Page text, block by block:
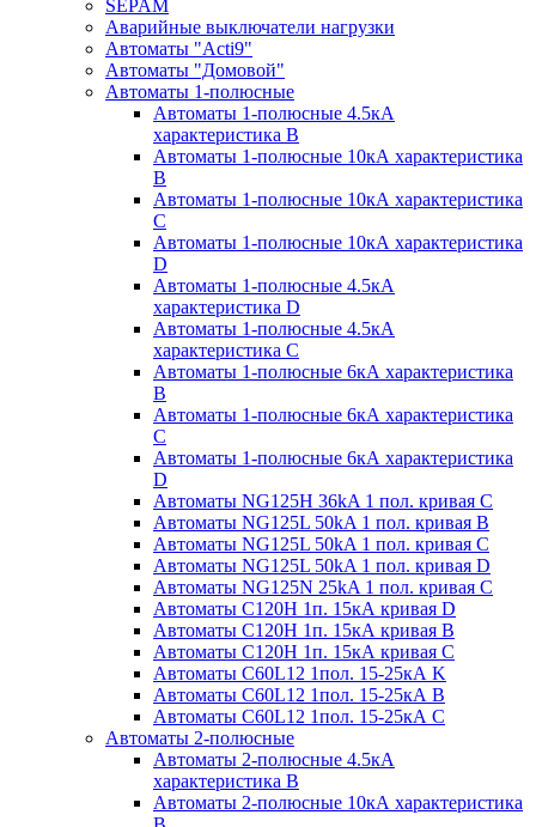
SEPAM
Аварийные выключатели нагрузки
Автоматы "Acti9"
Автоматы "Домовой"
Автоматы 1-полюсные
Автоматы 1-полюсные 4.5кА
характеристика В
Автоматы 1-полюсные 10кА характеристика
B
Автоматы 1-полюсные 10кА характеристика
C
Автоматы 1-полюсные 10кА характеристика
D
Автоматы 1-полюсные 4.5кА
характеристика D
Автоматы 1-полюсные 4.5кА
характеристика С
Автоматы 1-полюсные 6кА характеристика
B
Автоматы 1-полюсные 6кА характеристика
C
Автоматы 1-полюсные 6кА характеристика
D
Автоматы NG125H 36kA 1 пол. кривая C
Автоматы NG125L 50kA 1 пол. кривая B
Автоматы NG125L 50kA 1 пол. кривая C
Автоматы NG125L 50kA 1 пол. кривая D
Автоматы NG125N 25kA 1 пол. кривая C
Автоматы С120H 1п. 15кА кривая D
Автоматы С120H 1п. 15кА кривая В
Автоматы С120H 1п. 15кА кривая С
Автоматы С60L12 1пол. 15-25кА K
Автоматы С60L12 1пол. 15-25кА В
Автоматы С60L12 1пол. 15-25кА С
Автоматы 2-полюсные
Автоматы 2-полюсные 4.5кА
характеристика В
Автоматы 2-полюсные 10кА характеристика